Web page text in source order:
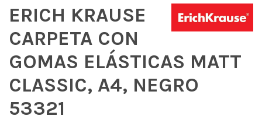
ERICH KRAUSE
CARPETA CON
GOMAS ELÁSTICAS MATT
CLASSIC, A4, NEGRO
53321